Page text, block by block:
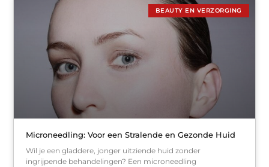
BEAUTY EN VERZORGING
Microneedling: Voor een Stralende en Gezonde Huid
Wil je een gladdere, jonger uitziende huid zonder
ingrijpende behandelingen? Een microneedling